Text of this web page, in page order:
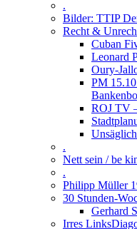
.
Bilder: TTIP
Recht &
Cuban
Leonard
Oury-
PM
ROJ TV
.
Nett sein / be
.
Philipp Müller
30 Stunden-
Gerhard
Irres